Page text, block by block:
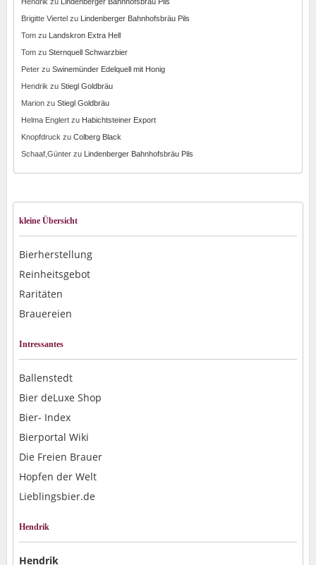
Brigitte Viertelzu Lindenberger Bahnhofsbräu Pils
Tomzu Landskron Extra Hell
Tomzu Sternquell Schwarzbier
Peterzu Swinemünder Edelquell mit Honig
Hendrik zu Stiegl Goldbräu
Marionzu Stiegl Goldbräu
Helma Englertzu Habichtsteiner Export
Knopfdruck zu Colberg Black
Schaaf,Günterzu Lindenberger Bahnhofsbräu Pils
kleine Übersicht
Bierherstellung
Reinheitsgebot
Raritäten
Brauereien
Intressantes
Ballenstedt
Bier deLuxe Shop
Bier- Index
Bierportal Wiki
Die Freien Brauer
Hopfen der Welt
Lieblingsbier.de
Hendrik
Hendrik